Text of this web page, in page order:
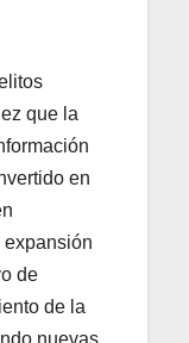
que la
en
de
de la
nuevas